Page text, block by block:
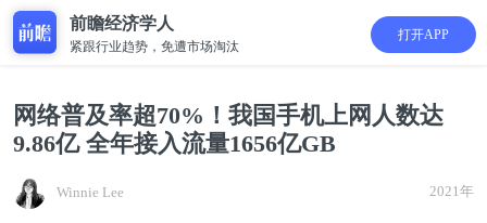
前瞻经济学人
紧跟行业趋势，免遭市场淘汰
打开APP
网络普及率超70%！我国手机上网人数达
9.86亿 全年接入流量1656亿GB
Winnie Lee 2021年